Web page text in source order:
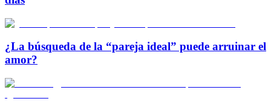
¿La búsqueda de la “pareja ideal” puede arruinar el
amor?